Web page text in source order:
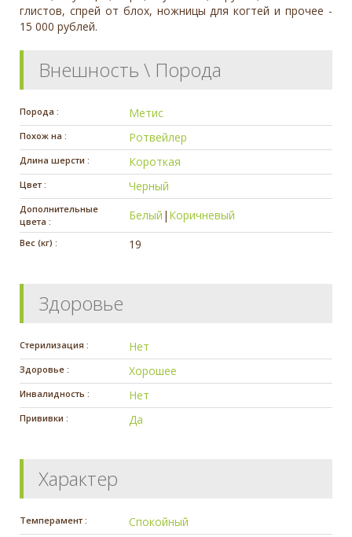
глистов, спрей от блох, ножницы для когтей и прочее -
15 000 рублей.
Внешность \ Порода
Порода : Метис
Похож на : Ротвейлер
Длина шерсти : Короткая
Цвет : Черный
Дополнительные
цвета :
Белый | Коричневый
Вес (кг) : 19
Здоровье
Стерилизация : Нет
Здоровье : Хорошее
Инвалидность : Нет
Прививки : Да
Характер
Темперамент : Спокойный